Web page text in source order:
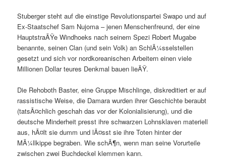
Stuberger steht auf die einstige Revolutionspartei Swapo und auf
Ex-Staatschef Sam Nujoma – jenen Menschenfreund, der eine
HauptstraÃŸe Windhoeks nach seinem Spezi Robert Mugabe
benannte, seinen Clan (und sein Volk) an SchlÃ¼sselstellen
gesetzt und sich vor nordkoreanischen Arbeitern einen viele
Millionen Dollar teures Denkmal bauen lieÃŸ.
Die Rehoboth Baster, eine Gruppe Mischlinge, diskreditiert er auf
rassistische Weise, die Damara wurden ihrer Geschichte beraubt
(tatsÃ¤chlich geschah das vor der Kolonialisierung), und die
deutsche Minderheit presst ihre schwarzen Lohnsklaven materiell
aus, hÃ¤lt sie dumm und lÃ¤sst sie ihre Toten hinter der
MÃ¼llkippe begraben. Wie schÃ¶n, wenn man seine Vorurteile
zwischen zwei Buchdeckel klemmen kann.